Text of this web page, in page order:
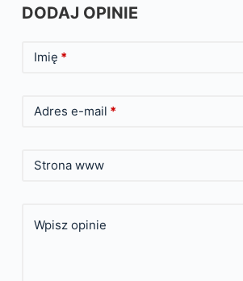
DODAJ OPINIE
Imię *
Adres e-mail *
Strona www
Wpisz opinie